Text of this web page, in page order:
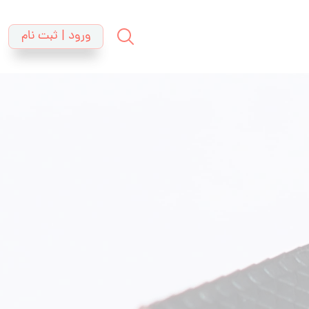
ورود | ثبت نام